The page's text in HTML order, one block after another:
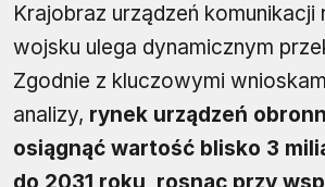
Krajobraz urządzeń komunikacji
wojsku ulega dynamicznym
Zgodnie z kluczowymi
analizy, rynek urządzeń
osiągnąć wartość blisko 3